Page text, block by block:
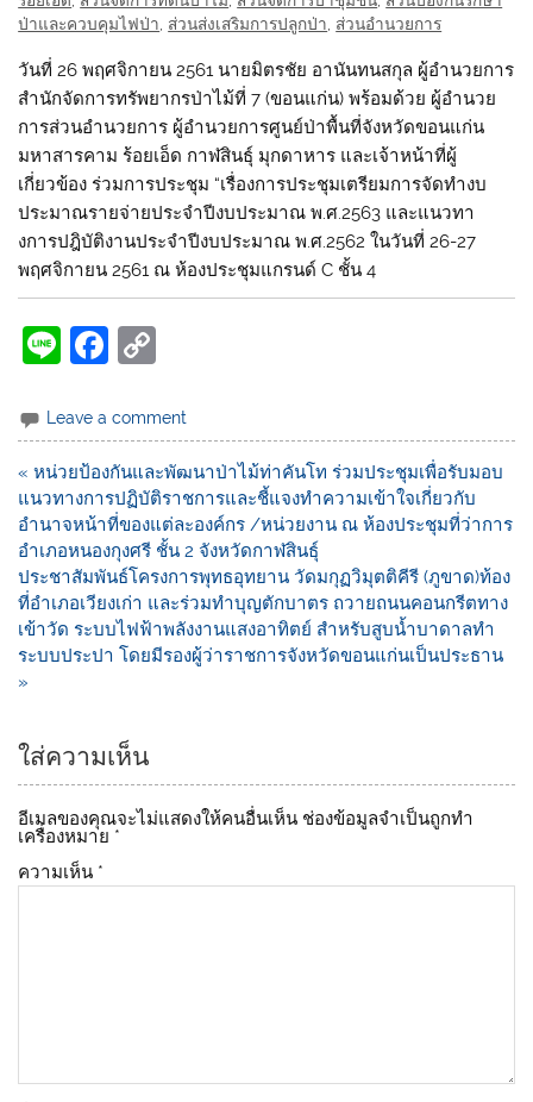
ป่าและควบคุมไฟป่า ส่วนส่งเสริมการปลูกป่า ส่วนอำนวยการ
วันที่ 26 พฤศจิกายน 2561 นายมิตรชัย อานันทนสกุล ผู้อำนวยการ
สำนักจัดการทรัพยากรป่าไม้ที่ 7 (ขอนแก่น) พร้อมด้วย ผู้อำนวย
การส่วนอำนวยการ ผู้อำนวยการศูนย์ป่าพื้นที่จังหวัดขอนแก่น
มหาสารคาม ร้อยเอ็ด กาฬสินธุ์ มุกดาหาร และเจ้าหน้าที่ผู้
เกี่ยวข้อง ร่วมการประชุม “เรื่องการประชุมเตรียมการจัดทำงบ
ประมาณรายจ่ายประจำปีงบประมาณ พ.ศ.2563 และแนวทา
งการปฎิบัติงานประจำปีงบประมาณ พ.ศ.2562 ในวันที่ 26-27
พฤศจิกายน 2561 ณ ห้องประชุมแกรนด์ C ชั้น 4
Li
e
F
c
e
b
o
o
k
p
y
Li
n
k
Leave a comment
« หน่วยป้องกันและพัฒนาป่าไม้ท่าคันโท ร่วมประชุมเพื่อรับมอบ
แนวทางการปฏิบัติราชการและชี้แจงทำความเข้าใจเกี่ยวกับ
อำนาจหน้าที่ของแต่ละองค์กร /หน่วยงาน ณ ห้องประชุมที่ว่าการ
อำเภอหนองกุงศรี ชั้น 2 จังหวัดกาฬสินธุ์
ประชาสัมพันธ์โครงการพุทธอุทยาน วัดมกุฏวิมุตติคีรี (ภูขาด)ท้อง
ที่อำเภอเวียงเก่า และร่วมทำบุญตักบาตร ถวายถนนคอนกรีตทาง
เข้าวัด ระบบไฟฟ้าพลังงานแสงอาทิตย์ สำหรับสูบน้ำบาดาลทำ
ระบบประปา โดยมีรองผู้ว่าราชการจังหวัดขอนแก่นเป็นประธาน
»
ใส่ความเห็น
อีเมลของคุณจะไม่แสดงให้คนอื่นเห็น ช่องข้อมูลจำเป็นถูกทำ
เครื่องหมาย *
ความเห็น *